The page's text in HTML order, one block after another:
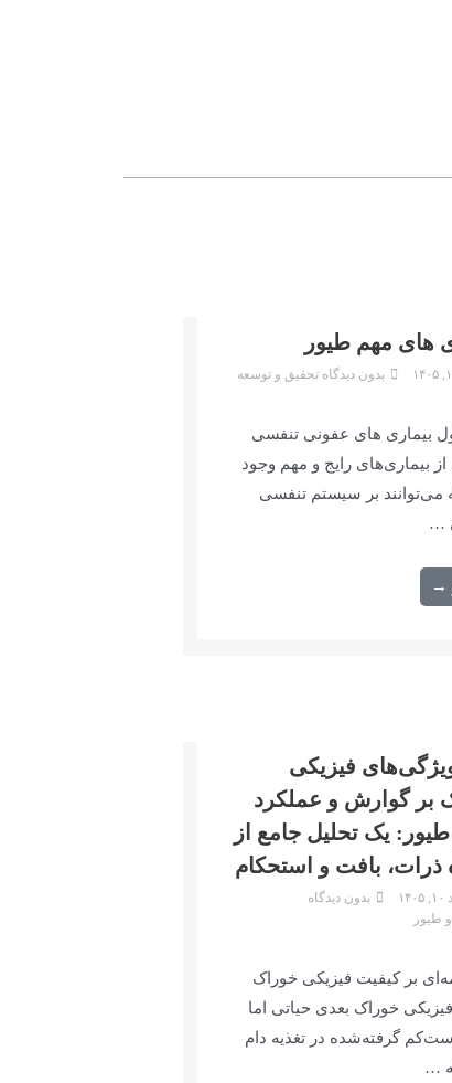
های مهم طیور
بدون دیدگاهتحقیق و توسعه
بیماری های عفونی تنفسی
از بیماری‌های رایج و مهم وجود
می‌توانند بر سیستم تنفسی
…
→
ویژگی‌های فیزیکی
بر گوارش و عملکرد
یک تحلیل جامع از
ذرات، بافت و استحکام
بدون دیدگاه
طیور
بر کیفیت فیزیکی خوراک
خوراک بعدی حیاتی اما
گرفته‌شده در تغذیه دام
…